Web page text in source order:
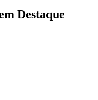
Destaque